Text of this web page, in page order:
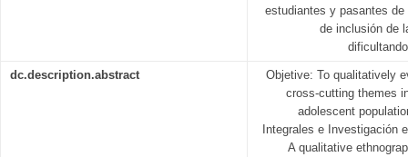
estudiantes y pasantes
de inclusión de
dc.description.abstract
Objetive: To qualitatively
cross-cutting themes
adolescent
Integrales e Investigación
A qualitative